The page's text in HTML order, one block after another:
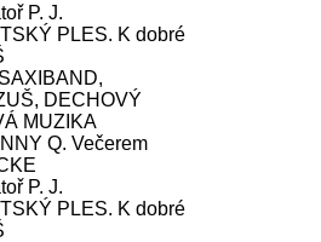
P. J.
PLES. K dobré
DECHOVÝ
MUZIKA
Q. Večerem
P. J.
PLES. K dobré